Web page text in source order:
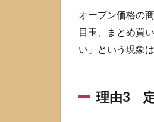
1.4
4 あ
べて
い
オープン価格の
目玉、まとめ買
い」という現象
理由3 定